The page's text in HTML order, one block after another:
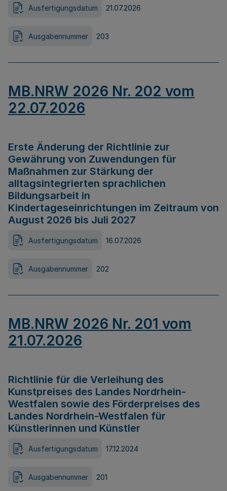
Ausfertigungsdatum 21.07.2026
Ausgabennummer 203
MB.NRW 2026 Nr. 202 vom
22.07.2026
Erste Änderung der Richtlinie zur
Gewährung von Zuwendungen für
Maßnahmen zur Stärkung der
alltagsintegrierten sprachlichen
Bildungsarbeit in
Kindertageseinrichtungen im Zeitraum von
August 2026 bis Juli 2027
Ausfertigungsdatum 16.07.2026
Ausgabennummer 202
MB.NRW 2026 Nr. 201 vom
21.07.2026
Richtlinie für die Verleihung des
Kunstpreises des Landes Nordrhein-
Westfalen sowie des Förderpreises des
Landes Nordrhein-Westfalen für
Künstlerinnen und Künstler
Ausfertigungsdatum 17.12.2024
Ausgabennummer 201